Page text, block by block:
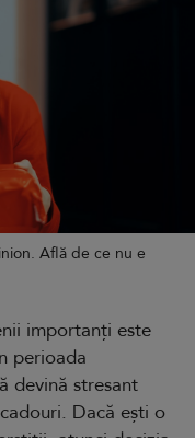
Află de ce nu e
importanți este
perioada
devină stresant
Dacă ești o